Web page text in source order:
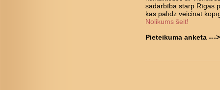
sadarbība starp Rīgas
kas palīdz veicināt
Nolikums šeit!
Pieteikuma anketa ---